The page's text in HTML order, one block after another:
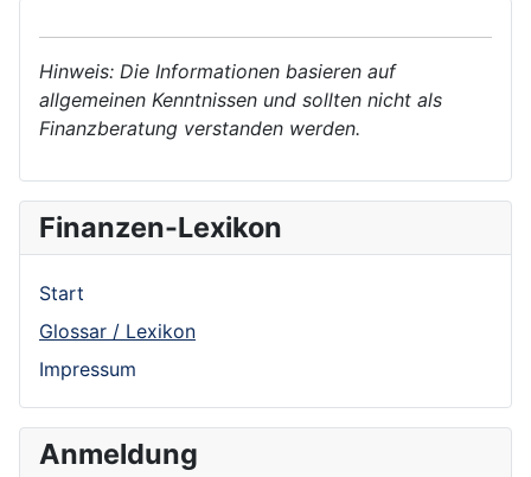
Hinweis: Die Informationen basieren auf
allgemeinen Kenntnissen und sollten nicht als
Finanzberatung verstanden werden.
Finanzen-Lexikon
Start
Glossar / Lexikon
Impressum
Anmeldung